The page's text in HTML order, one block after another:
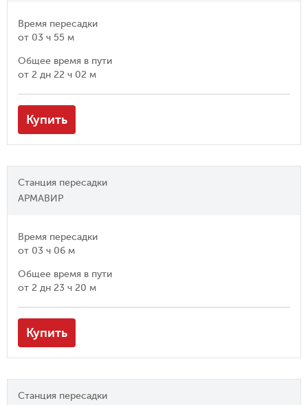
Время пересадки
от 03 ч 55 м
Общее время в пути
от 2 дн 22 ч 02 м
Купить
Станция пересадки
АРМАВИР
Время пересадки
от 03 ч 06 м
Общее время в пути
от 2 дн 23 ч 20 м
Купить
Станция пересадки